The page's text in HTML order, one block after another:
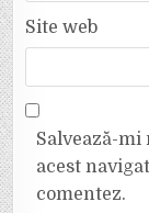
Site web
Salvează-
acest
comentez.